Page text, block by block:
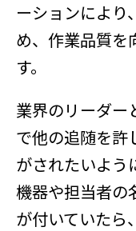
ーションにより
め、作業品質を
す。
業界のリーダー
で他の追随を許
がされたいよう
機器や担当者の
が付いていたら